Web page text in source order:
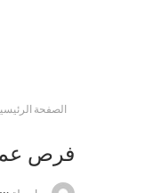
الصفحة
فرص عمل